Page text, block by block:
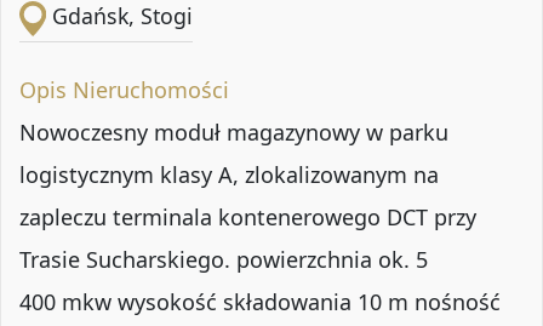
Gdańsk, Stogi
Opis Nieruchomości
Nowoczesny moduł magazynowy w parku
logistycznym klasy A, zlokalizowanym na
zapleczu terminala kontenerowego DCT przy
Trasie Sucharskiego. powierzchnia ok. 5
400 mkw wysokość składowania 10 m nośność